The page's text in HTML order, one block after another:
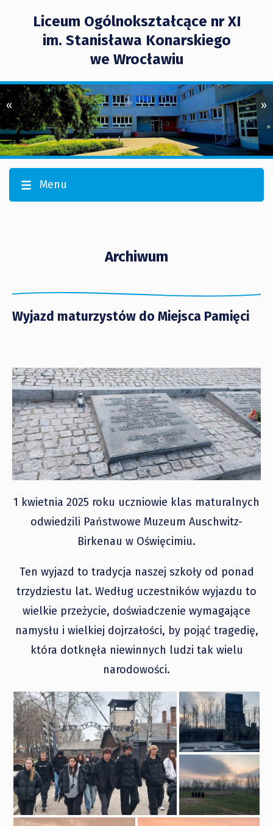
Liceum Ogólnokształcące nr XI
im. Stanisława Konarskiego
we Wrocławiu
« »
Menu
Archiwum
Wyjazd maturzystów do Miejsca Pamięci
1 kwietnia 2025 roku uczniowie klas maturalnych
odwiedzili Państwowe Muzeum Auschwitz-
Birkenau w Oświęcimiu.
Ten wyjazd to tradycja naszej szkoły od ponad
trzydziestu lat. Według uczestników wyjazdu to
wielkie przeżycie, doświadczenie wymagające
namysłu i wielkiej dojrzałości, by pojąć tragedię,
która dotknęła niewinnych ludzi tak wielu
narodowości.